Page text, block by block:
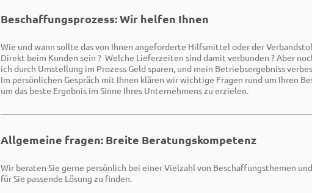
Beschaffungsprozess: Wir helfen Ihnen
Wie und wann sollte das von Ihnen angeforderte Hilfsmittel oder der
Direkt beim Kunden sein ? Welche Lieferzeiten sind damit verbunden ? Aber
ich durch Umstellung im Prozess Geld sparen, und mein Betriebsergebniss
Im persönlichen Gespräch mit Ihnen klären wir wichtige Fragen rund um Ihren
um das beste Ergebnis im Sinne Ihres Unternehmens zu erzielen.
Allgemeine fragen: Breite Beratungskompetenz
Wir beraten Sie gerne persönlich bei einer Vielzahl von Beschaffungsthemen
für Sie passende Lösung zu finden.